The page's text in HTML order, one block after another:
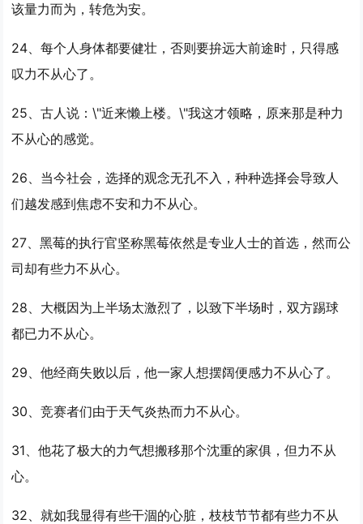
该量力而为，转危为安。
24、每个人身体都要健壮，否则要拚远大前途时，只得感
叹力不从心了。
25、古人说：\"近来懒上楼。\"我这才领略，原来那是种力
不从心的感觉。
26、当今社会，选择的观念无孔不入，种种选择会导致人
们越发感到焦虑不安和力不从心。
27、黑莓的执行官坚称黑莓依然是专业人士的首选，然而公
司却有些力不从心。
28、大概因为上半场太激烈了，以致下半场时，双方踢球
都已力不从心。
29、他经商失败以后，他一家人想摆阔便感力不从心了。
30、竞赛者们由于天气炎热而力不从心。
31、他花了极大的力气想搬移那个沈重的家俱，但力不从
心。
32、就如我显得有些干涸的心脏，枝枝节节都有些力不从